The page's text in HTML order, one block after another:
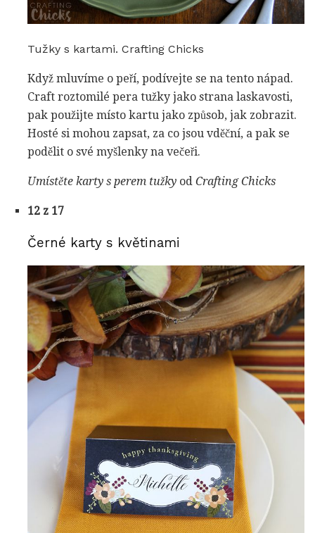
Tužky s kartami. Crafting Chicks
Když mluvíme o peří, podívejte se na tento nápad.
Craft roztomilé pera tužky jako strana laskavosti,
pak použijte místo kartu jako způsob, jak zobrazit.
Hosté si mohou zapsat, za co jsou vděční, a pak se
podělit o své myšlenky na večeři.
Umístěte karty s perem tužky od Crafting Chicks
12 z 17
Černé karty s květinami